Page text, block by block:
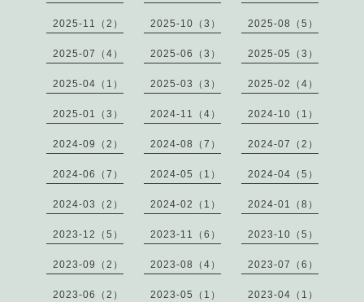
2025-11（2） 2025-10（3） 2025-08（5）
2025-07（4） 2025-06（3） 2025-05（3）
2025-04（1） 2025-03（3） 2025-02（4）
2025-01（3） 2024-11（4） 2024-10（1）
2024-09（2） 2024-08（7） 2024-07（2）
2024-06（7） 2024-05（1） 2024-04（5）
2024-03（2） 2024-02（1） 2024-01（8）
2023-12（5） 2023-11（6） 2023-10（5）
2023-09（2） 2023-08（4） 2023-07（6）
2023-06（2） 2023-05（1） 2023-04（1）